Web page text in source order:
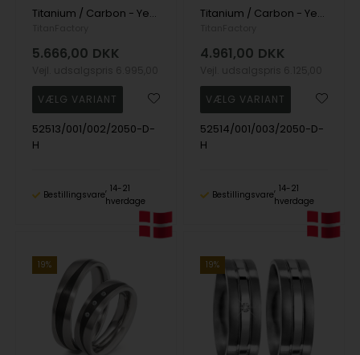
Titanium / Carbon - Yes I do - Vielsesringe med 1 x 0,02 ct diamant
5.666,00 DKK
52513/001/002/2050-D-
H
Bestillingsvare
14-21
hverdage
Titanium / Carbon - Yes I do - Vielsesringe med 1 x 0,03 ct diamant
4.961,00 DKK
52514/001/003/2050-D-
H
Bestillingsvare
14-21
hverdage
19% 19%